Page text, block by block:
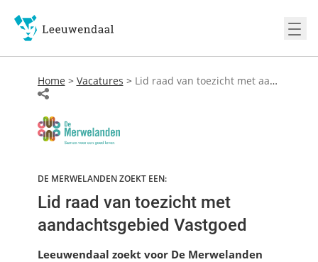
Home > Vacatures > Lid raad van toezicht met aandachtsgebied Vastgoed
DE MERWELANDEN ZOEKT EEN:
Lid raad van toezicht met
aandachtsgebied Vastgoed
Leeuwendaal zoekt voor De Merwelanden